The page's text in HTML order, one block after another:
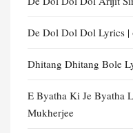
De Dol Dol Dol Lyrics |
Dhitang Dhitang Bole
E Byatha Ki Je Byatha
Mukherjee